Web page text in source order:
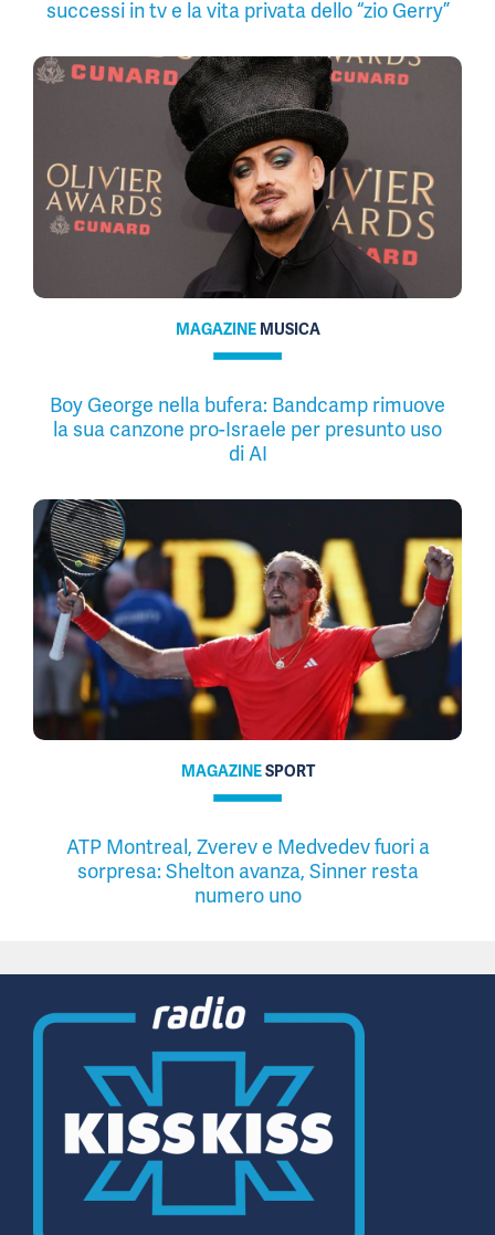
successi in tv e la vita privata dello “zio Gerry”
MAGAZINE MUSICA
Boy George nella bufera: Bandcamp rimuove
la sua canzone pro-Israele per presunto uso
di AI
MAGAZINESPORT
ATP Montreal, Zverev e Medvedev fuori a
sorpresa: Shelton avanza, Sinner resta
numero uno